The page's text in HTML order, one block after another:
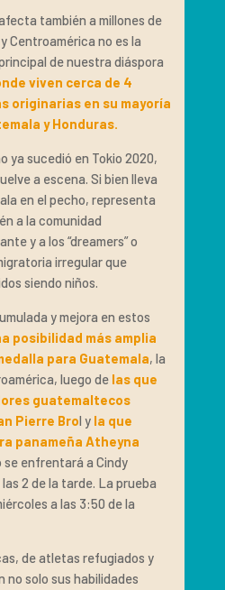
también a millones de
Centroamérica no es la
de nuestra diáspora
viven cerca de 4
originarias en su mayoría
y Honduras.
ya sucedió en Tokio 2020,
a escena. Si bien lleva
en el pecho, representa
a la comunidad
y a los “dreamers” o
irregular que
siendo niños.
y mejora en estos
posibilidad más amplia
para Guatemala, la
luego de las que
guatemaltecos
Pierre Brol y la que
panameña Atheyna
se enfrentará a Cindy
2 de la tarde. La prueba
a las 3:50 de la
de atletas refugiados y
solo sus habilidades